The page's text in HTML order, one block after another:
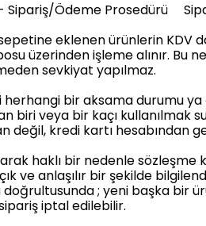
Sipariş/Ödeme Prosedürü
eklenen ürünlerin KDV
üzerinden işleme alınır.
sevkiyat yapılmaz.
herhangi bir aksama durumu
biri veya bir kaçı kullanılmak
değil, kredi kartı hesabından
haklı bir nedenle sözleşme
ve anlaşılır bir şekilde
doğrultusunda ; yeni başka bir
iptal edilebilir.